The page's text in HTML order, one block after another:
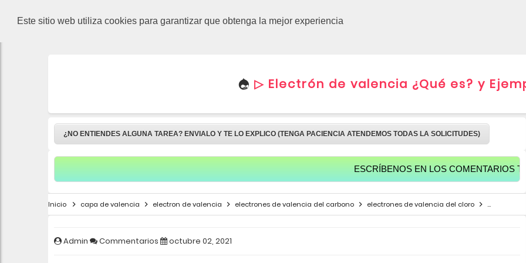
Este sitio web utiliza cookies para garantizar que obtenga la mejor experiencia
▷ Electrón de valencia ¿Qué es? y
¿NO ENTIENDES ALGUNA TAREA? ENVIALO Y TE LO EXPLICO (TENGA PACIENCIA ATENDEMOS TODAS LA SOLICITUDES)
ESCRÍBENOS EN LOS COMENTARIOS TUS
Inicio capa de valencia electron de valencia electrones de valencia del carbono electrones de valencia del cloro electrones
Admin Commentarios octubre 02, 2021